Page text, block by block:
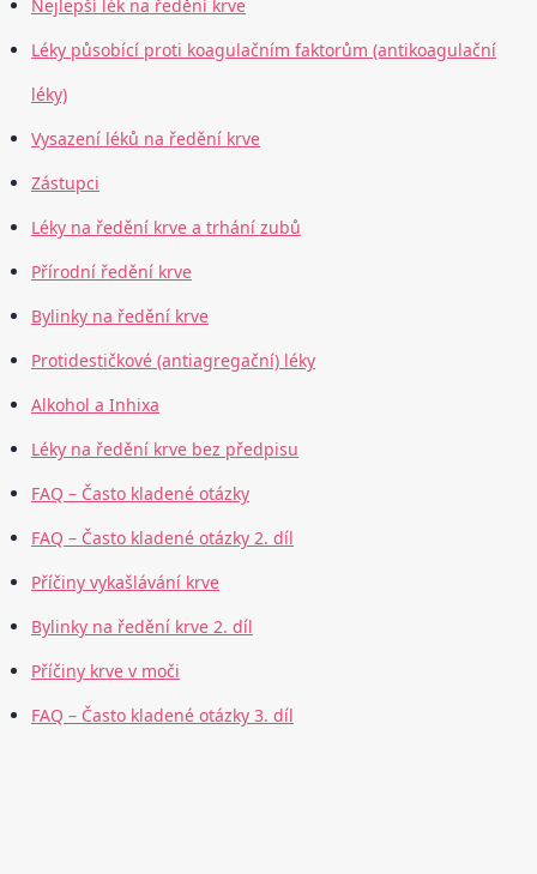
Nejlepší lék na ředění krve
Léky působící proti koagulačním faktorům (antikoagulační
léky)
Vysazení léků na ředění krve
Zástupci
Léky na ředění krve a trhání zubů
Přírodní ředění krve
Bylinky na ředění krve
Protidestičkové (antiagregační) léky
Alkohol a Inhixa
Léky na ředění krve bez předpisu
FAQ – Často kladené otázky
FAQ – Často kladené otázky 2. díl
Příčiny vykašlávání krve
Bylinky na ředění krve 2. díl
Příčiny krve v moči
FAQ – Často kladené otázky 3. díl